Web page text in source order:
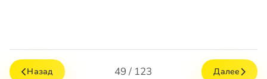
Назад 49 / 123 Далее